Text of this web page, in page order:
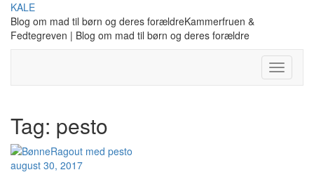
Skip
content
KALE
Blog om mad til børn og deres forældreKammerfruen &
Fedtegreven | Blog om mad til børn og deres forældre
Toggle
Tag: pesto
august 30, 2017